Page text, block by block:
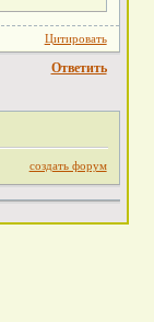
Цитировать
Ответить
создать форум